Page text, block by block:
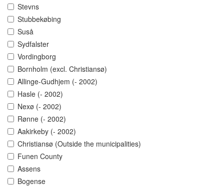
Stevns
Stubbekøbing
Suså
Sydfalster
Vordingborg
Bornholm (excl. Christiansø)
Allinge-Gudhjem (- 2002)
Hasle (- 2002)
Nexø (- 2002)
Rønne (- 2002)
Aakirkeby (- 2002)
Christiansø (Outside the municipalities)
Funen County
Assens
Bogense